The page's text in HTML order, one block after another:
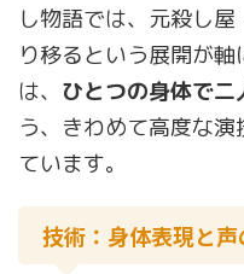
し物語では、元殺し
り移るという展開が
は、 ひとつの身体で
う、きわめて高度な
ています。
技術：身体表現と